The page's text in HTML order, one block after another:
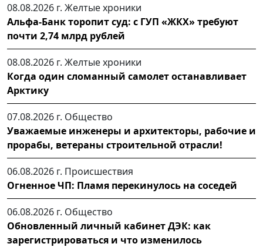
08.08.2026 г. Желтые хроники
Альфа-Банк торопит суд: с ГУП «ЖКХ» требуют
почти 2,74 млрд рублей
08.08.2026 г. Желтые хроники
Когда один сломанный самолет останавливает
Арктику
07.08.2026 г. Общество
Уважаемые инженеры и архитекторы, рабочие и
прорабы, ветераны строительной отрасли!
06.08.2026 г. Происшествия
Огненное ЧП: Пламя перекинулось на соседей
06.08.2026 г. Общество
Обновленный личный кабинет ДЭК: как
зарегистрироваться и что изменилось